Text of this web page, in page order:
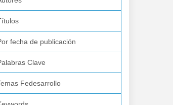
fecha de publicación
Clave
Fedesarrollo